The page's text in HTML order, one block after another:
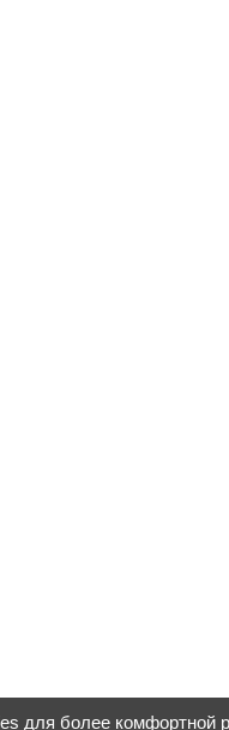
для более комфортной